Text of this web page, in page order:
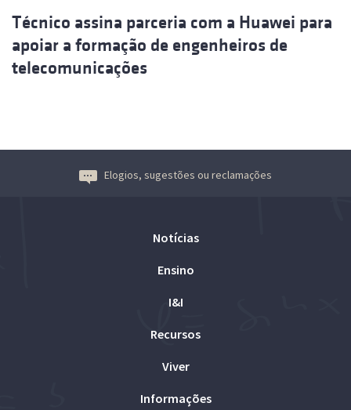
Técnico assina parceria com a Huawei para
apoiar a formação de engenheiros de
telecomunicações
Elogios, sugestões ou reclamações
Notícias
Ensino
I&I
Recursos
Viver
Informações